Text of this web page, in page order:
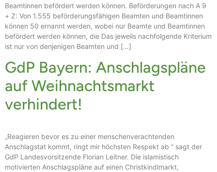
Beamtinnen befördert werden können. Beförderungen nach A 9
+ Z: Von 1.555 beförderungsfähigen Beamten und Beamtinnen
können 50 ernannt werden, wobei nur Beamte und Beamtinnen
befördert werden können, die Das jeweils nachfolgende Kriterium
ist nur von denjenigen Beamten und […]
GdP Bayern: Anschlagspläne
auf Weihnachtsmarkt
verhindert!
„Reagieren bevor es zu einer menschenverachtenden
Anschlagstat kommt, ringt mir höchsten Respekt ab “ sagt der
GdP Landesvorsitzende Florian Leitner. Die islamistisch
motivierten Anschlagspläne auf einen Christkindlmarkt,